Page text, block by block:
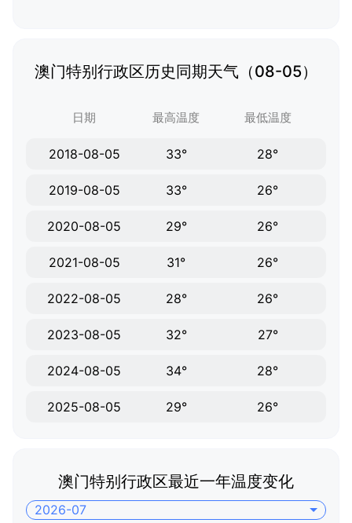
澳门特别行政区历史同期天气（08-05）
日期 最高温度 最低温度
2018-08-05 33° 28°
2019-08-05 33° 26°
2020-08-05 29° 26°
2021-08-05 31° 26°
2022-08-05 28° 26°
2023-08-05 32° 27°
2024-08-05 34° 28°
2025-08-05 29° 26°
澳门特别行政区最近一年温度变化
2026-07